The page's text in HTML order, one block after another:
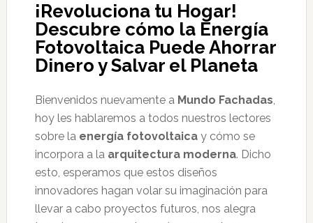
¡Revoluciona tu Hogar!
Descubre cómo la Energía
Fotovoltaica Puede Ahorrar
Dinero y Salvar el Planeta
Bienvenidos nuevamente a Mundo Fachadas,
hoy les hablaremos a todos nuestros lectores
sobre la energía fotovoltaicay cómo se
incorpora a la arquitectura moderna. Dicho
esto, esperamos que estos diseños
innovadores hagan volar su imaginación para
llevar a cabo proyectos futuros, nos alegra